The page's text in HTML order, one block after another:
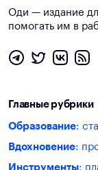
Оди — издание
помогать им в
Главные рубрики
Образование:
Вдохновение:
Инструменты: